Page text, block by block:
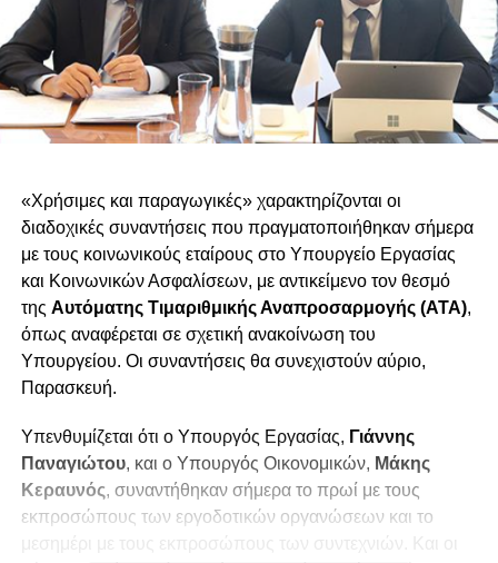
«Χρήσιμες και παραγωγικές» χαρακτηρίζονται οι
διαδοχικές συναντήσεις που πραγματοποιήθηκαν σήμερα
με τους κοινωνικούς εταίρους στο Υπουργείο Εργασίας
και Κοινωνικών Ασφαλίσεων, με αντικείμενο τον θεσμό
της Αυτόματης Τιμαριθμικής Αναπροσαρμογής (ΑΤΑ),
όπως αναφέρεται σε σχετική ανακοίνωση του
Υπουργείου. Οι συναντήσεις θα συνεχιστούν αύριο,
Παρασκευή.
Υπενθυμίζεται ότι ο Υπουργός Εργασίας, Γιάννης
Παναγιώτου, και ο Υπουργός Οικονομικών, Μάκης
Κεραυνός, συναντήθηκαν σήμερα το πρωί με τους
εκπροσώπους των εργοδοτικών οργανώσεων και το